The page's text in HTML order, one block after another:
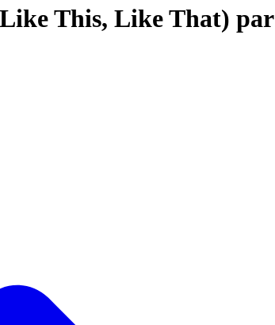
This, Like That) par